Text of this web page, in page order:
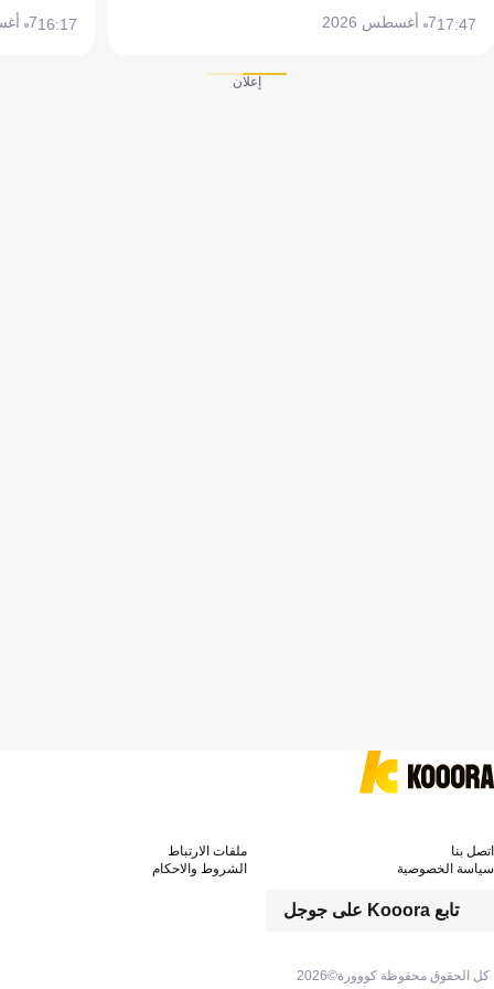
17:477 أغسطس 2026 16:177 أغسطس 2026
إعلان
كل الحقوق محفوظة كووورة©2026
تابع Kooora على جوجل
اتصل بنا
ملفات الارتباط
سياسة الخصوصية
الشروط والاحكام